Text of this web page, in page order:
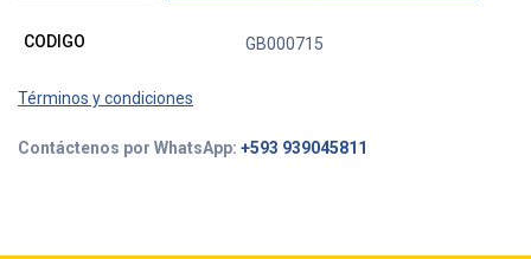
CODIGO GB000715
Términos y condiciones
Contáctenos por WhatsApp: +593 939045811